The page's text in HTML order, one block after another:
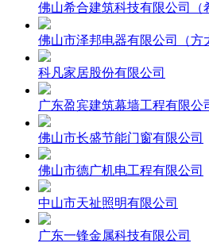
佛山希合建筑科技有限公司（
佛山市泽邦电器有限公司（方
科凡家居股份有限公司
广东盈宾建筑幕墙工程有限公
佛山市长盛节能门窗有限公司
佛山市德广机电工程有限公司
中山市天祉照明有限公司
广东一锋金属科技有限公司